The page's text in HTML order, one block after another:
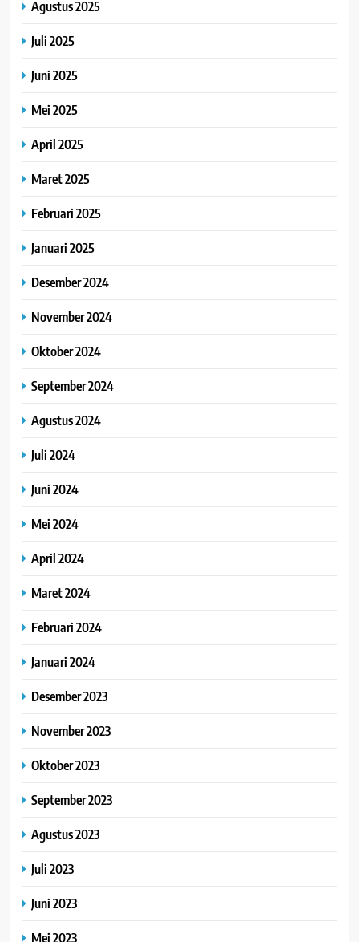
Agustus 2025
Juli 2025
Juni 2025
Mei 2025
April 2025
Maret 2025
Februari 2025
Januari 2025
Desember 2024
November 2024
Oktober 2024
September 2024
Agustus 2024
Juli 2024
Juni 2024
Mei 2024
April 2024
Maret 2024
Februari 2024
Januari 2024
Desember 2023
November 2023
Oktober 2023
September 2023
Agustus 2023
Juli 2023
Juni 2023
Mei 2023